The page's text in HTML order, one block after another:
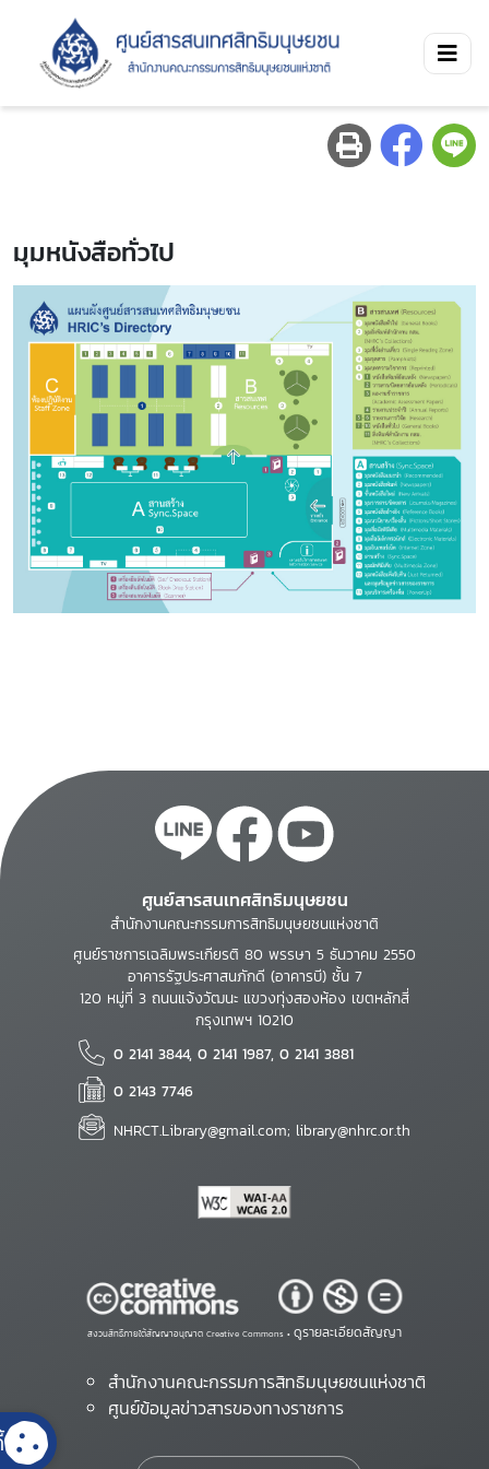
มุมหนังสือทั่วไป
ศูนย์สารสนเทศสิทธิมนุษยชน
สำนักงานคณะกรรมการสิทธิมนุษยชนแห่งชาติ
ศูนย์ราชการเฉลิมพระเกียรติ 80 พรรษา 5 ธันวาคม 2550
อาคารรัฐประศาสนภักดี (อาคารบี) ชั้น 7
120 หมู่ที่ 3 ถนนแจ้งวัฒนะ แขวงทุ่งสองห้อง เขตหลักสี่
กรุงเทพฯ 10210
0 2141 3844, 0 2141 1987, 0 2141 3881
0 2143 7746
NHRCT.Library@gmail.com; library@nhrc.or.th
สงวนสิทธิ์ภายใต้สัญญาอนุญาต Creative Commons • ดูรายละเอียดสัญญา
สำนักงานคณะกรรมการสิทธิมนุษยชนแห่งชาติ
ศูนย์ข้อมูลข่าวสารของทางราชการ